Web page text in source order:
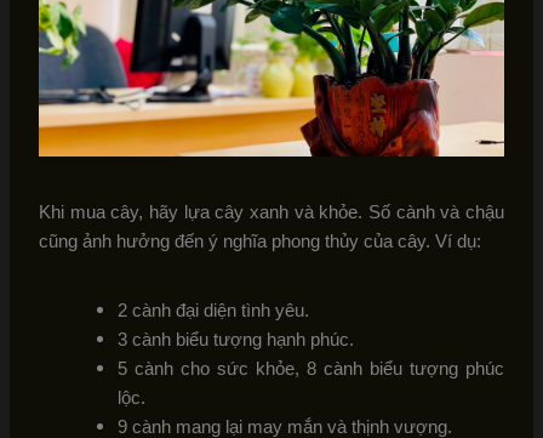
Khi mua cây, hãy lựa cây xanh và khỏe. Số cành và chậu
cũng ảnh hưởng đến ý nghĩa phong thủy của cây. Ví dụ:
2 cành đại diện tình yêu.
3 cành biểu tượng hạnh phúc.
5 cành cho sức khỏe, 8 cành biểu tượng phúc
lộc.
9 cành mang lại may mắn và thịnh vượng.